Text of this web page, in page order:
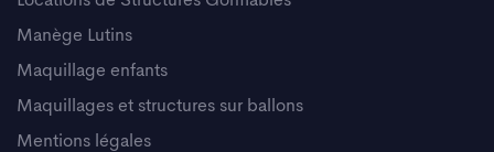
Manège Lutins
Maquillage enfants
Maquillages et structures sur ballons
Mentions légales